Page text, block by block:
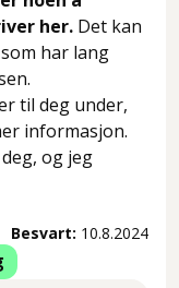
her. Det kan
har lang
til deg under,
informasjon.
og jeg
Besvart: 10.8.2024